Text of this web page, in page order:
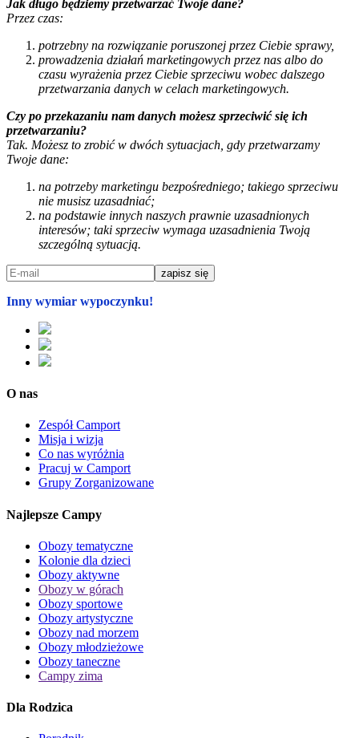
Jak długo będziemy przetwarzać Twoje dane?
Przez czas:
potrzebny na rozwiązanie poruszonej przez Ciebie sprawy,
prowadzenia działań marketingowych przez nas albo do
czasu wyrażenia przez Ciebie sprzeciwu wobec dalszego
przetwarzania danych w celach marketingowych.
Czy po przekazaniu nam danych możesz sprzeciwić się ich
przetwarzaniu?
Tak. Możesz to zrobić w dwóch sytuacjach, gdy przetwarzamy
Twoje dane:
na potrzeby marketingu bezpośredniego; takiego sprzeciwu
nie musisz uzasadniać;
na podstawie innych naszych prawnie uzasadnionych
interesów; taki sprzeciw wymaga uzasadnienia Twoją
szczególną sytuacją.
Inny wymiar wypoczynku!
O nas
Zespół Camport
Misja i wizja
Co nas wyróżnia
Pracuj w Camport
Grupy Zorganizowane
Najlepsze Campy
Obozy tematyczne
Kolonie dla dzieci
Obozy aktywne
Obozy w górach
Obozy sportowe
Obozy artystyczne
Obozy nad morzem
Obozy młodzieżowe
Obozy taneczne
Campy zima
Dla Rodzica